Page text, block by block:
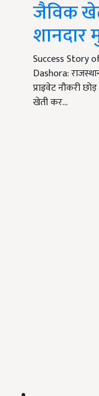
जैविक
शानदार
Success Story
Dashora:
प्राइवेट नौकरी
खेती कर…